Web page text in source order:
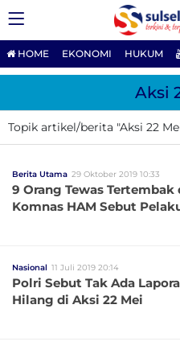
HOME EKONOMI HUKUM
Aksi
Topik artikel/berita "Aksi 22
Berita Utama 29 Oktober 2019 10:33
9 Orang Tewas Tertembak
Komnas HAM Sebut
Nasional 11 Juli 2019 20:14
Polri Sebut Tak Ada
Hilang di Aksi 22 Mei